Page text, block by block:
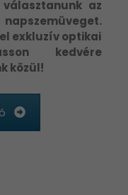
az
exkluzív optikai
kedvére
közül!